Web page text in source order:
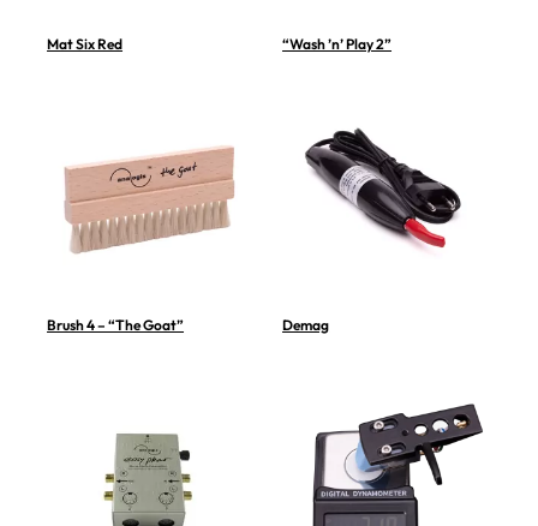
Mat Six Red “Wash ’n’ Play 2”
Brush 4 – “The Goat” Demag